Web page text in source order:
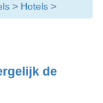
> Hotels >
de